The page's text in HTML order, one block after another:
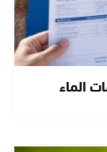
الماء